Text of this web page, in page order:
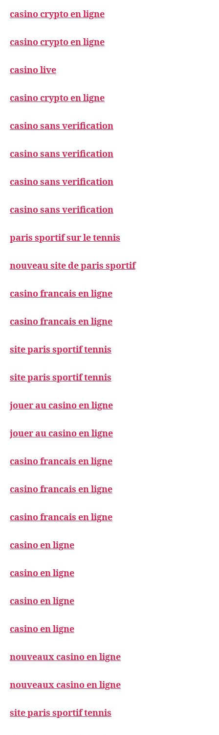
casino crypto en ligne
casino crypto en ligne
casino live
casino crypto en ligne
casino sans verification
casino sans verification
casino sans verification
casino sans verification
paris sportif sur le tennis
nouveau site de paris sportif
casino francais en ligne
casino francais en ligne
site paris sportif tennis
site paris sportif tennis
jouer au casino en ligne
jouer au casino en ligne
casino francais en ligne
casino francais en ligne
casino francais en ligne
casino en ligne
casino en ligne
casino en ligne
casino en ligne
nouveaux casino en ligne
nouveaux casino en ligne
site paris sportif tennis